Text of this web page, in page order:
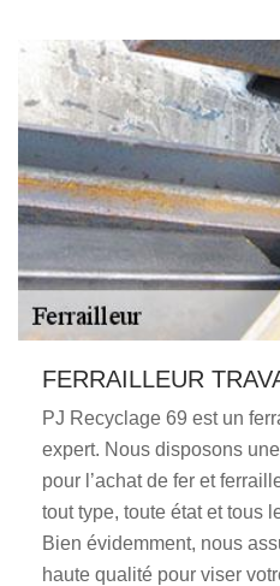
FERRAILLEUR
PJ Recyclage 69 est un
expert. Nous disposons
pour l’achat de fer et
tout type, toute état et tous
Bien évidemment, nous
haute qualité pour viser